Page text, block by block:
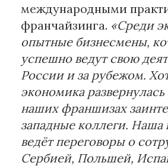
международными
франчайзинга. «Среди
опытные бизнесмены,
успешно ведут свою
России и за рубежом.
экономика развернулась
наших франшизах
западные коллеги. Наша
ведёт переговоры о
Сербией, Польшей,